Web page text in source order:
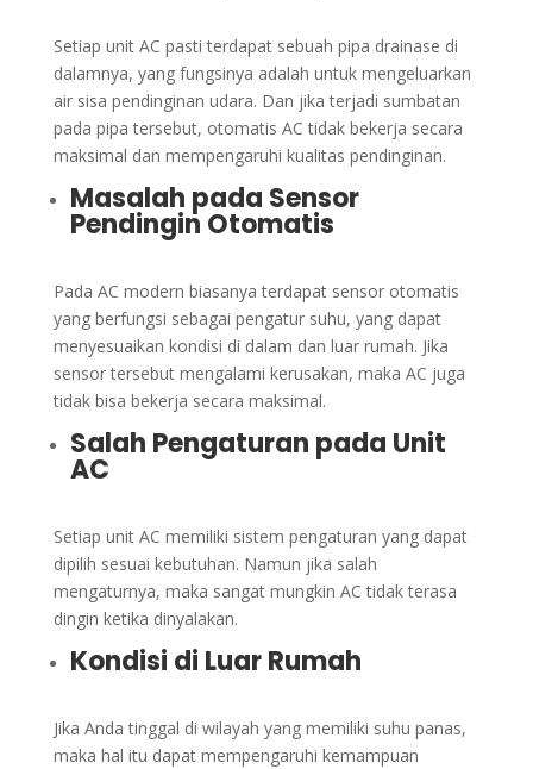
Setiap unit AC pasti terdapat sebuah pipa drainase di
dalamnya, yang fungsinya adalah untuk mengeluarkan
air sisa pendinginan udara. Dan jika terjadi sumbatan
pada pipa tersebut, otomatis AC tidak bekerja secara
maksimal dan mempengaruhi kualitas pendinginan.
Masalah pada Sensor
Pendingin Otomatis
Pada AC modern biasanya terdapat sensor otomatis
yang berfungsi sebagai pengatur suhu, yang dapat
menyesuaikan kondisi di dalam dan luar rumah. Jika
sensor tersebut mengalami kerusakan, maka AC juga
tidak bisa bekerja secara maksimal.
Salah Pengaturan pada Unit
AC
Setiap unit AC memiliki sistem pengaturan yang dapat
dipilih sesuai kebutuhan. Namun jika salah
mengaturnya, maka sangat mungkin AC tidak terasa
dingin ketika dinyalakan.
Kondisi di Luar Rumah
Jika Anda tinggal di wilayah yang memiliki suhu panas,
maka hal itu dapat mempengaruhi kemampuan